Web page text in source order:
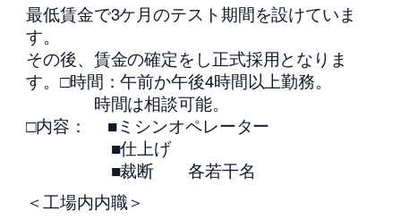
最低賃金で3ケ月のテスト期間を設けていま
す。
その後、賃金の確定をし正式採用となりま
す。□時間：午前か午後4時間以上勤務。
時間は相談可能。
□内容： ■ミシンオペレーター
■仕上げ
■裁断 各若干名
＜工場内内職＞